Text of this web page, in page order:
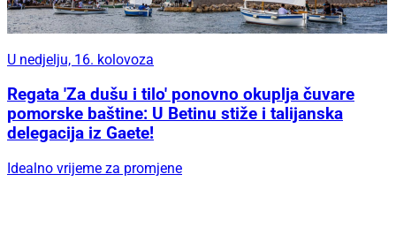
U nedjelju, 16. kolovoza
Regata 'Za dušu i tilo' ponovno okuplja čuvare
pomorske baštine: U Betinu stiže i talijanska
delegacija iz Gaete!
Idealno vrijeme za promjene